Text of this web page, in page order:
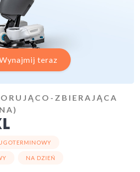
teraz
ZBIERAJĄCA
NA DZIEŃ